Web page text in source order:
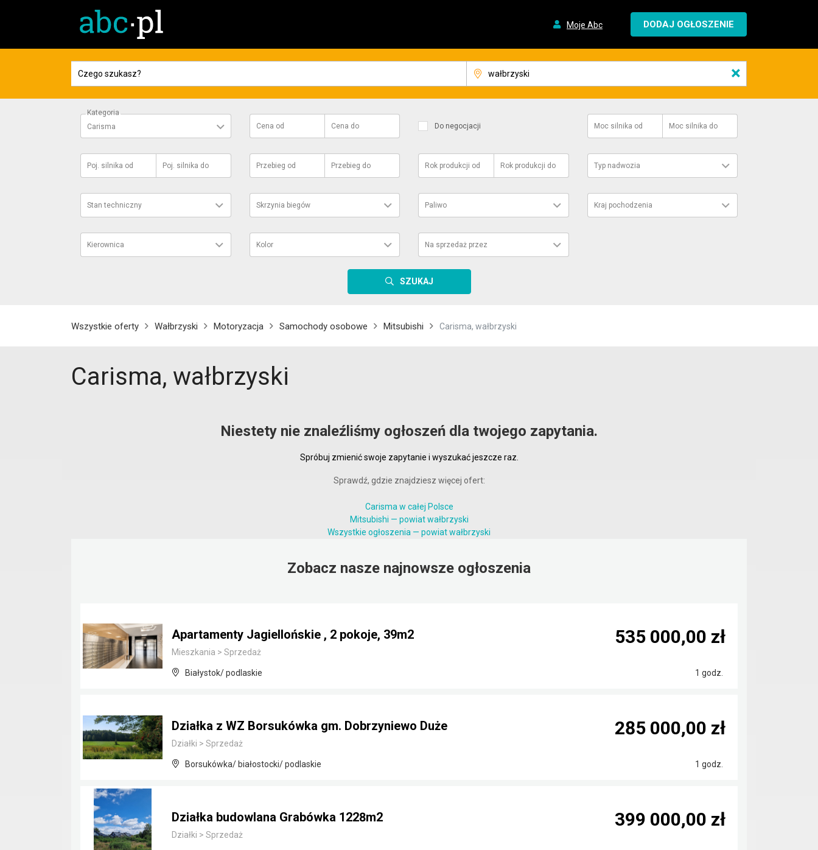
Moje Abc DODAJ OGŁOSZENIE
×
Kategoria
Carisma
Cena od Cena do Do negocjacji Moc silnika od Moc silnika do
Poj. silnika od Poj. silnika do Przebieg od Przebieg do Rok produkcji od Rok produkcji do Typ nadwozia
Stan techniczny Skrzynia biegów Paliwo Kraj pochodzenia
Kierownica Kolor Na sprzedaż przez
SZUKAJ
Wszystkie oferty Wałbrzyski Motoryzacja Samochody osobowe Mitsubishi Carisma, wałbrzyski
Carisma, wałbrzyski
Niestety nie znaleźliśmy ogłoszeń dla twojego zapytania.
Spróbuj zmienić swoje zapytanie i wyszukać jeszcze raz.
Sprawdź, gdzie znajdziesz więcej ofert:
Carisma w całej Polsce
Mitsubishi — powiat wałbrzyski
Wszystkie ogłoszenia — powiat wałbrzyski
Zobacz nasze najnowsze ogłoszenia
Apartamenty Jagiellońskie , 2 pokoje, 39m2
Mieszkania > Sprzedaż
Białystok/ podlaskie 1 godz.
535 000,00 zł
Działka z WZ Borsukówka gm. Dobrzyniewo Duże
Działki > Sprzedaż
Borsukówka/ białostocki/ podlaskie 1 godz.
285 000,00 zł
Działka budowlana Grabówka 1228m2
Działki > Sprzedaż
399 000,00 zł